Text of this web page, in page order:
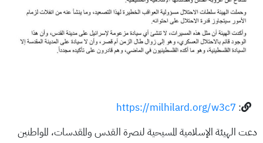
:
https://milhilard.org/w3c7
دعت الهيئة الإسلامية المسيحية لنصرة القدس والمقدسات، المواطنين